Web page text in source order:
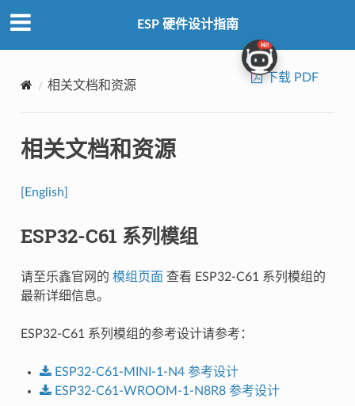
ESP 硬件设计指南
相关文档和资源
下载 PDF
相关文档和资源
[English]
ESP32-C61 系列模组
请至乐鑫官网的 模组页面 查看 ESP32-C61 系列模组的
最新详细信息。
ESP32-C61 系列模组的参考设计请参考：
ESP32-C61-MINI-1-N4 参考设计
ESP32-C61-WROOM-1-N8R8 参考设计